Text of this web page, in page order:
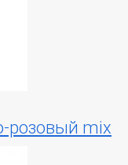
розовый mix